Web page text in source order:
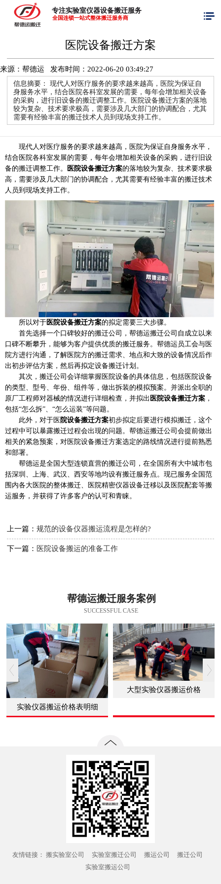
专注实验室仪器设备搬迁服务
全国连锁一站式整体搬迁服务商
医院设备搬迁方案
来源：帮德运 发布时间： 2022-06-20 03:49:27
信息摘要： 现代人对医疗服务的要求越来越高，医院为保证自
身服务水平，结合医院各科室发展的需要，每年会增加相关设备
的采购，进行旧设备的搬迁调整工作。医院设备搬迁方案的落地
较为复杂、技术要求极高，需要涉及几大部门的协调配合，尤其
需要有经验丰富的搬迁技术人员到现场支持工作。
现代人对医疗服务的要求越来越高，医院为保证自身服务水平，
结合医院各科室发展的需要，每年会增加相关设备的采购，进行旧设
备的搬迁调整工作。
医院设备搬迁方案的落地较为复杂、技术要求极
高，需要涉及几大部门的协调配合，尤其需要有经验丰富的搬迁技术
人员到现场支持工作。
所以对于医院设备搬迁方案的拟定需要三大步骤。
首先选择一个口碑较好的搬迁公司，帮德运搬迁公司自成立以来
口碑不断攀升，能够为客户提供优质的搬迁服务。帮德运员工会与医
院方进行沟通，了解医院方的搬迁需求、地点和大致的设备情况后作
出初步评估方案，然后再拟定设备搬迁计划。
其次，搬迁公司会详细掌握医院设备的具体信息，包括医院设备
的类型、型号、年份、组件等，做出拆装的模拟预案。并派出全职的
原厂工程师对器械的情况进行详细检查，并拟出 医院设备搬迁方案 ，
包括“怎么拆”、“怎么运装”等问题。
此外，对于医 院设备搬迁方案初步拟定后要进行模拟搬迁，这个
过程中可以暴露搬迁过程会出现的问题。帮德运搬迁公司会提前做出
相关的紧急预案，对医院设备搬迁方案选定的路线情况进行提前熟悉
和部署。
帮德运是全国大型连锁直营的搬迁公司，在全国所有大中城市包
括深圳、上海、武汉、西安等地均设有搬迁服务点。现已服务全国范
围内各大医院的整体搬迁、医院精密仪器设备迁移以及医院配套等搬
运服务，并获得了许多客户的认可和青睐。
上一篇： 规范的设备仪器搬运流程是怎样的?
下一篇： 医院设备搬运的准备工作
帮德运搬迁服务案例
SUCCESSFUL CASE
实验仪器搬运价格表明细
大型实验仪器搬运价格
友情链接： 搬实验室公司 实验室搬迁公司 搬运公司
搬迁公司
实验室搬运公司